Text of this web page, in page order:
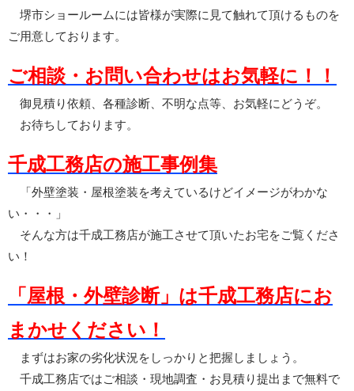
堺市ショールームには皆様が実際に見て触れて頂けるものを
ご用意しております。
ご相談・お問い合わせはお気軽に！！
御見積り依頼、各種診断、不明な点等、お気軽にどうぞ。
お待ちしております。
千成工務店の施工事例集
「外壁塗装・屋根塗装を考えているけどイメージがわかな
い・・・」
そんな方は千成工務店が施工させて頂いたお宅をご覧くださ
い！
「屋根・外壁診断」は千成工務店にお
まかせください！
まずはお家の劣化状況をしっかりと把握しましょう。
千成工務店ではご相談・現地調査・お見積り提出まで無料で